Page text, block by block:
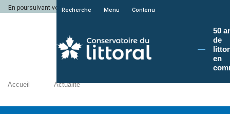
En poursuivant votre navigation sur le site du Conservatoire du littoral, vous
Recherche Menu Contenu
50
de
en
Accueil Actualité